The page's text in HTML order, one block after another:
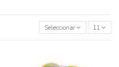
Seleccionar 11